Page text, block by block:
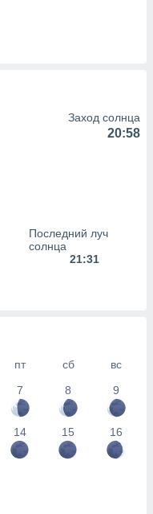
Заход солнца
20:58
Последний луч
солнца
21:31
пт сб
вс
7 8 9
14 15 16